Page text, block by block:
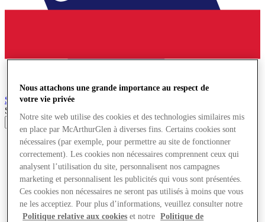
Salzburg Village de Marques
Search input
Magasins
Offres
Planifiez votre visite
Quoi de neuf
Mangez et buvez
Cartes cadeaux
Services
Nous attachons une grande importance au respect de
votre vie privée
Notre site web utilise des cookies et des technologies similaires mis
en place par McArthurGlen à diverses fins. Certains cookies sont
nécessaires (par exemple, pour permettre au site de fonctionner
correctement). Les cookies non nécessaires comprennent ceux qui
analysent l’utilisation du site, personnalisent nos campagnes
marketing et personnalisent les publicités qui vous sont présentées.
Ces cookies non nécessaires ne seront pas utilisés à moins que vous
ne les acceptiez. Pour plus d’informations, veuillez consulter notre
Politique relative aux cookies et notre
Politique de